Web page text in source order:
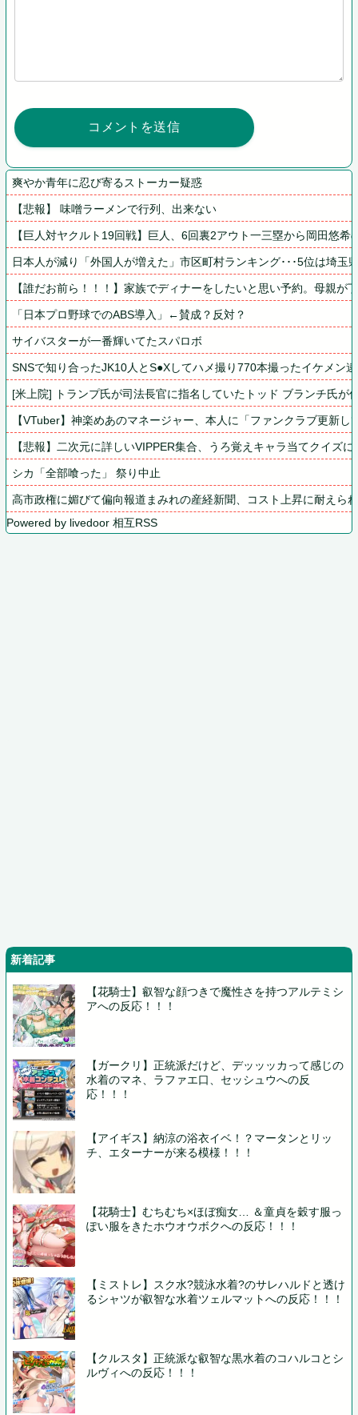
爽やか青年に忍び寄るストーカー疑惑
【悲報】 味噌ラーメンで行列、出来ない
【巨人対ヤクルト19回戦】巨人、6回裏2アウト一三塁から岡田悠
日本人が減り「外国人が増えた」市区町村ランキング･･･5位は埼玉
【誰だお前ら！！！】家族でディナーをしたいと思い予約。母親
「日本プロ野球でのABS導入」←賛成？反対？
サイバスターが一番輝いてたスパロボ
SNSで知り合ったJK10人とS●Xしてハメ撮り770本撮ったイケメン
[米上院] トランプ氏が司法長官に指名していたトッド ブランチ氏が
【VTuber】神楽めあのマネージャー、本人に「ファンクラブ更新
【悲報】二次元に詳しいVIPPER集合、うろ覚えキャラ当てクイズに
シカ「全部喰った」 祭り中止
高市政権に媚びて偏向報道まみれの産経新聞、コスト上昇に耐えら
Powered by livedoor 相互RSS
新着記事
【花騎士】叡智な顔つきで魔性さを持つアルテミシ
アへの反応！！！
【ガークリ】正統派だけど、デッッッカって感じの
水着のマネ、ラファエ口、セッシュウへの反
応！！！
【アイギス】納涼の浴衣イベ！？マータンとリッ
チ、エターナーが来る模様！！！
【花騎士】むちむち×ほぼ痴女… ＆童貞を穀す服っ
ぽい服をきたホウオウボクへの反応！！！
【ミストレ】スク水?競泳水着?のサレハルドと透け
るシャツが叡智な水着ツェルマットへの反応！！！
【クルスタ】正統派な叡智な黒水着のコハルコとシ
ルヴィへの反応！！！